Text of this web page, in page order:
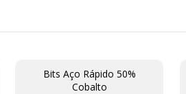
Bits Aço Rápido 50%
Cobalto